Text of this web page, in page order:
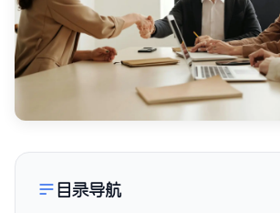
目录导航